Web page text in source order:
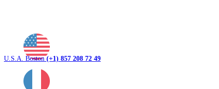
U.S.A. Boston(+1) 857 208 72 49